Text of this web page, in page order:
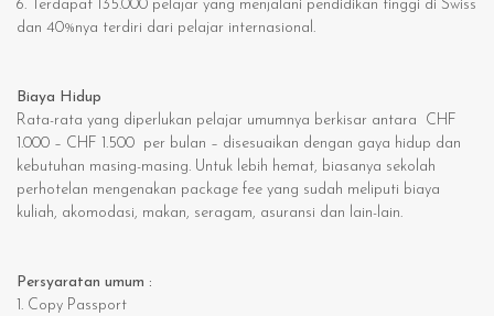
6. Terdapat 135.000 pelajar yang menjalani pendidikan tinggi di Swiss
dan 40%nya terdiri dari pelajar internasional.
Biaya Hidup
Rata-rata yang diperlukan pelajar umumnya berkisar antara CHF
1.000 – CHF 1.500 per bulan – disesuaikan dengan gaya hidup dan
kebutuhan masing-masing. Untuk lebih hemat, biasanya sekolah
perhotelan mengenakan package fee yang sudah meliputi biaya
kuliah, akomodasi, makan, seragam, asuransi dan lain-lain.
Persyaratan umum :
1. Copy Passport